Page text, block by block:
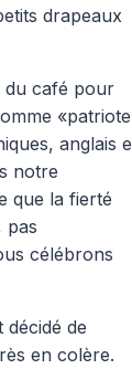
drapeaux
du café pour
«patriote
anglais
notre
que la fierté
pas
célébrons
de
en colère.